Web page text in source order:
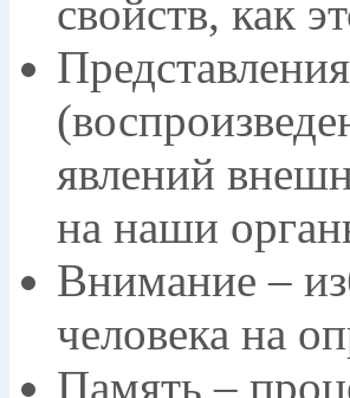
свойств, как
явлений
на наши
Внимание –
человека на
Память –